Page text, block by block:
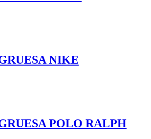
NIKE
POLO RALPH